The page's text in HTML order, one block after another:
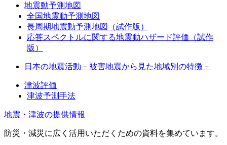
地震動予測地図
全国地震動予測地図
長周期地震動予測地図（試作版）
応答スペクトルに関する地震動ハザード評価（試作
版）
日本の地震活動－被害地震から見た地域別の特徴－
津波評価
津波予測手法
地震・津波の提供情報
防災・減災に広く活用いただくための資料を集めています。